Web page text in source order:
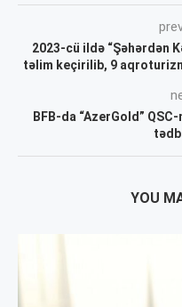
2023-cü ildə “Şəhərdən
təlim keçirilib, 9
BFB-da “AzerGold”
YOU